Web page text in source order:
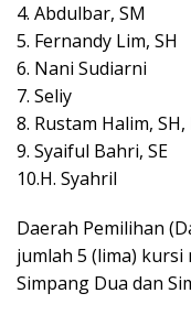
4. Abdulbar, SM
5. Fernandy Lim, SH
6. Nani Sudiarni
7. Seliy
8. Rustam Halim, SH,
9. Syaiful Bahri, SE
10.H. Syahril
Daerah Pemilihan
jumlah 5 (lima) kursi
Simpang Dua dan